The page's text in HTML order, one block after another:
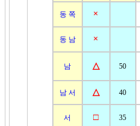
동 쪽 ×
동 남 ×
남 △ 50
남 서 △ 40
서 □ 35